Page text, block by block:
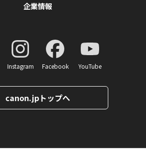
企業情報
Instagram Facebook YouTube
canon.jpトップへ